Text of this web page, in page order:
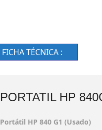
FICHA TÉCNICA :
PORTATIL HP
Portátil HP 840 G1 (Usado)